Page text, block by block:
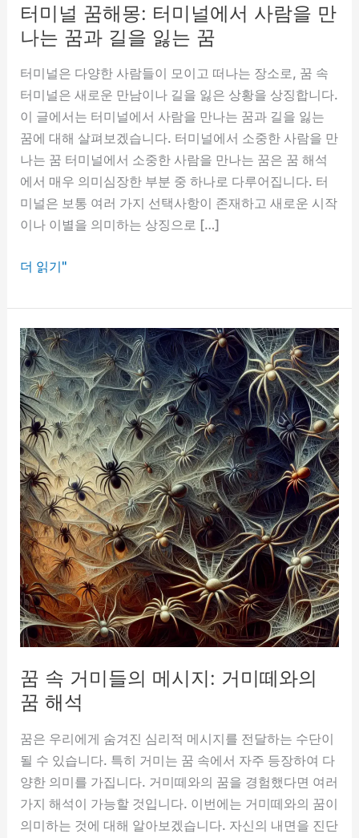
터미널 꿈해몽: 터미널에서 사람을 만
나는 꿈과 길을 잃는 꿈
터미널은 다양한 사람들이 모이고 떠나는 장소로, 꿈 속
터미널은 새로운 만남이나 길을 잃은 상황을 상징합니다.
이 글에서는 터미널에서 사람을 만나는 꿈과 길을 잃는
꿈에 대해 살펴보겠습니다. 터미널에서 소중한 사람을 만
나는 꿈 터미널에서 소중한 사람을 만나는 꿈은 꿈 해석
에서 매우 의미심장한 부분 중 하나로 다루어집니다. 터
미널은 보통 여러 가지 선택사항이 존재하고 새로운 시작
이나 이별을 의미하는 상징으로 […]
터
널
꿈
해
몽:
터
미
널
에
서
사
람
을
만
나
는
꿈
길
을
는
꿈
더 읽기"
꿈 속 거미들의 메시지: 거미떼와의
꿈 해석
꿈은 우리에게 숨겨진 심리적 메시지를 전달하는 수단이
될 수 있습니다. 특히 거미는 꿈 속에서 자주 등장하여 다
양한 의미를 가집니다. 거미떼와의 꿈을 경험했다면 여러
가지 해석이 가능할 것입니다. 이번에는 거미떼와의 꿈이
의미하는 것에 대해 알아보겠습니다. 자신의 내면을 진단